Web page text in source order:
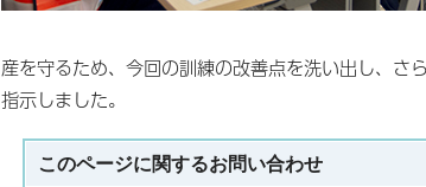
産を守るため、今回の訓練の改善点を洗い出し、さ
指示しました。
このページに関するお問い合わせ